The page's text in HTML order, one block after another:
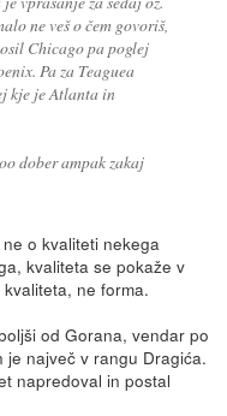
ne veš o čem govoriš,
Chicago pa poglej
Pa za Teaguea
kje je Atlanta in
dober ampak zakaj
o kvaliteti nekega
kvaliteta se pokaže v
ne forma.
od Gorana, vendar po
največ v rangu Dragića.
napredoval in postal